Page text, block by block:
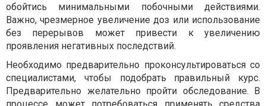
обойтись минимальными побочными действиями.
Важно, чрезмерное увеличение доз или использование
без перерывов может привести к увеличению
проявления негативных последствий.
Необходимо предварительно проконсультироваться со
специалистами, чтобы подобрать правильный курс.
Предварительно желательно пройти обследование. В